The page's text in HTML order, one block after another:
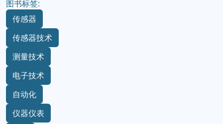
图书标签:
传感器
传感器技术
测量技术
电子技术
自动化
仪器仪表